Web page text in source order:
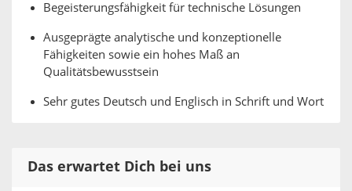
Begeisterungsfähigkeit für technische Lösungen
Ausgeprägte analytische und konzeptionelle
Fähigkeiten sowie ein hohes Maß an
Qualitätsbewusstsein
Sehr gutes Deutsch und Englisch in Schrift und Wort
Das erwartet Dich bei uns